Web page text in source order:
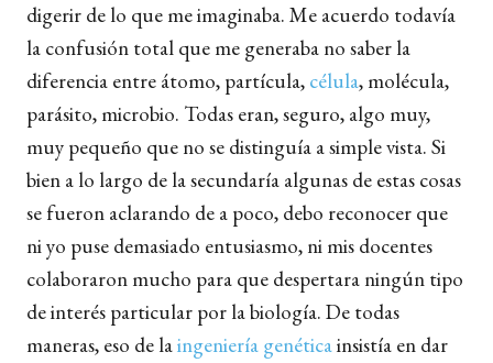
digerir de lo que me imaginaba. Me acuerdo todavía
la confusión total que me generaba no saber la
diferencia entre átomo, partícula, célula, molécula,
parásito, microbio. Todas eran, seguro, algo muy,
muy pequeño que no se distinguía a simple vista. Si
bien a lo largo de la secundaría algunas de estas cosas
se fueron aclarando de a poco, debo reconocer que
ni yo puse demasiado entusiasmo, ni mis docentes
colaboraron mucho para que despertara ningún tipo
de interés particular por la biología. De todas
maneras, eso de laingeniería genéticainsistía en dar